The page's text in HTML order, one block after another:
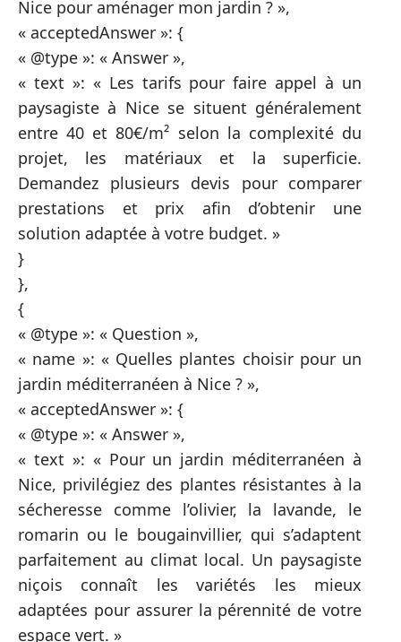
Nice pour aménager mon jardin ? »,
« acceptedAnswer »: {
« @type »: « Answer »,
« text »: « Les tarifs pour faire appel à un
paysagiste à Nice se situent généralement
entre 40 et 80€/m² selon la complexité du
projet, les matériaux et la superficie.
Demandez plusieurs devis pour comparer
prestations et prix afin d’obtenir une
solution adaptée à votre budget. »
}
},
{
« @type »: « Question »,
« name »: « Quelles plantes choisir pour un
jardin méditerranéen à Nice ? »,
« acceptedAnswer »: {
« @type »: « Answer »,
« text »: « Pour un jardin méditerranéen à
Nice, privilégiez des plantes résistantes à la
sécheresse comme l’olivier, la lavande, le
romarin ou le bougainvillier, qui s’adaptent
parfaitement au climat local. Un paysagiste
niçois connaît les variétés les mieux
adaptées pour assurer la pérennité de votre
espace vert. »